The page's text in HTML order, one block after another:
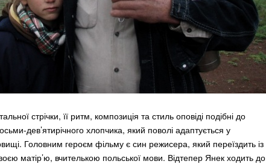
стрічки, її ритм, композиція та стиль оповіді подібні до
дев’ятирічного хлопчика, який поволі адаптується у
Головним героєм фільму є син режисера, який переїздить із
матір’ю, вчителькою польської мови. Відтепер Янек ходить до